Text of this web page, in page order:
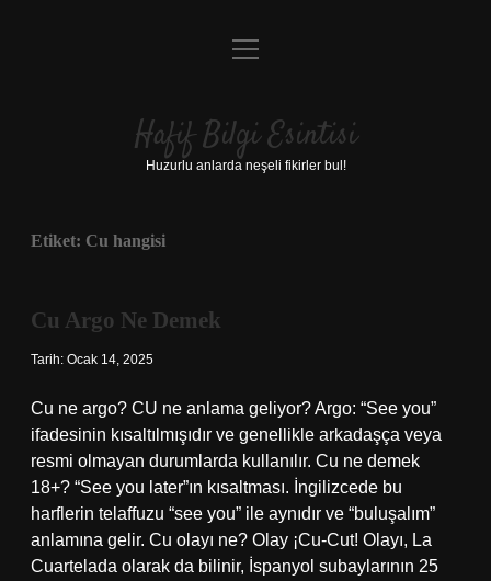
Anasayfa
Yasal Uyarı
menüyü
Hafif Bilgi Esintisi
Huzurlu anlarda neşeli fikirler bul!
Etiket: Cu hangisi
Cu Argo Ne Demek
Tarih: Ocak 14, 2025
Cu ne argo? CU ne anlama geliyor? Argo: “See you”
ifadesinin kısaltılmışıdır ve genellikle arkadaşça veya
resmi olmayan durumlarda kullanılır. Cu ne demek
18+? “See you later”ın kısaltması. İngilizcede bu
harflerin telaffuzu “see you” ile aynıdır ve “buluşalım”
anlamına gelir. Cu olayı ne? Olay ¡Cu-Cut! Olayı, La
Cuartelada olarak da bilinir, İspanyol subaylarının 25